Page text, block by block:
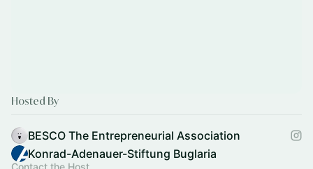
Hosted By
BESCO The Entrepreneurial Association
Konrad-Adenauer-Stiftung Buglaria
Contact the Host